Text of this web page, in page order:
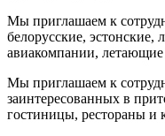
Мы приглашаем к
белорусские, эстонские,
авиакомпании,
Мы приглашаем к
заинтересованных в
гостиницы, рестораны и